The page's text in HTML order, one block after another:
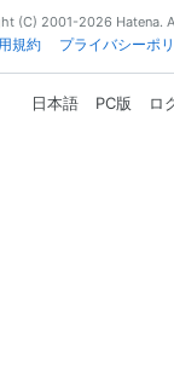
(C) 2001-2026 Hatena.
規約 プライバシーポ
日本語 PC版 ロ